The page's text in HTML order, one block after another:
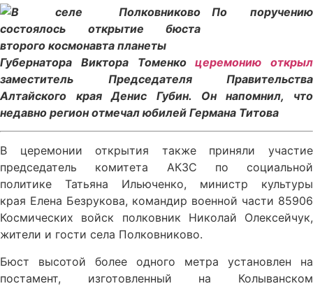
По поручению
Губернатора Виктора Томенкоцеремонию открыл
заместитель Председателя Правительства
Алтайского края Денис Губин. Он напомнил, что
недавно регион отмечал юбилей Германа Титова
В церемонии открытия также приняли участие
председатель комитета АКЗС по социальной
политике Татьяна Ильюченко, министр культуры
края Елена Безрукова, командир военной части 85906
Космических войск полковник Николай Олексейчук,
жители и гости села Полковниково.
Бюст высотой более одного метра установлен на
постамент, изготовленный на Колыванском